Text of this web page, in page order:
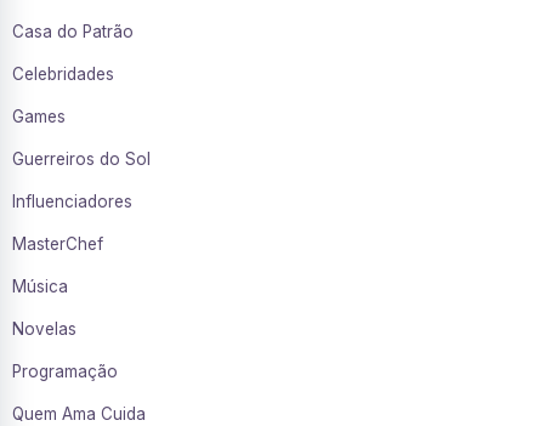
Casa do Patrão
Celebridades
Games
Guerreiros do Sol
Influenciadores
MasterChef
Música
Novelas
Programação
Quem Ama Cuida